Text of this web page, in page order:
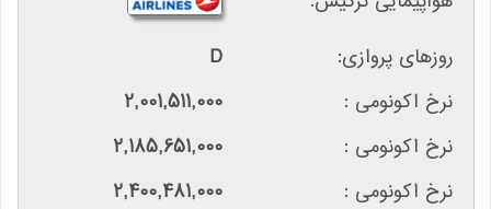
D
2,001,511,000
2,185,651,000
2,400,481,000